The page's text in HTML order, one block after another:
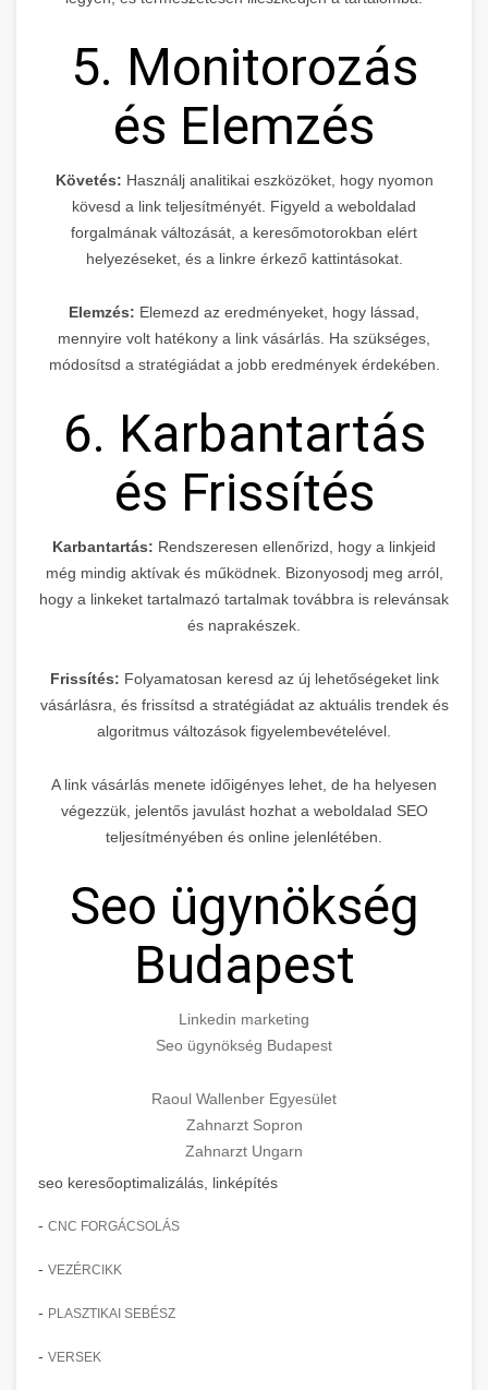
5. Monitorozás
és Elemzés
Követés: Használj analitikai eszközöket, hogy nyomon
kövesd a link teljesítményét. Figyeld a weboldalad
forgalmának változását, a keresőmotorokban elért
helyezéseket, és a linkre érkező kattintásokat.
Elemzés: Elemezd az eredményeket, hogy lássad,
mennyire volt hatékony a link vásárlás. Ha szükséges,
módosítsd a stratégiádat a jobb eredmények érdekében.
6. Karbantartás
és Frissítés
Karbantartás: Rendszeresen ellenőrizd, hogy a linkjeid
még mindig aktívak és működnek. Bizonyosodj meg arról,
hogy a linkeket tartalmazó tartalmak továbbra is relevánsak
és naprakészek.
Frissítés: Folyamatosan keresd az új lehetőségeket link
vásárlásra, és frissítsd a stratégiádat az aktuális trendek és
algoritmus változások figyelembevételével.
A link vásárlás menete időigényes lehet, de ha helyesen
végezzük, jelentős javulást hozhat a weboldalad SEO
teljesítményében és online jelenlétében.
Seo ügynökség
Budapest
Linkedin marketing
Seo ügynökség Budapest
Raoul Wallenber Egyesület
Zahnarzt Sopron
Zahnarzt Ungarn
seo keresőoptimalizálás, linképítés
- CNC FORGÁCSOLÁS
- VEZÉRCIKK
- PLASZTIKAI SEBÉSZ
- VERSEK